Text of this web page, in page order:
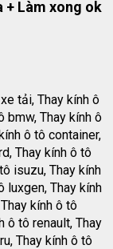
+ Làm xong ok
tải, Thay kính ô
bmw, Thay kính ô
ô tô container,
Thay kính ô tô
isuzu, Thay kính
luxgen, Thay kính
kính ô tô
ô tô renault, Thay
Thay kính ô tô